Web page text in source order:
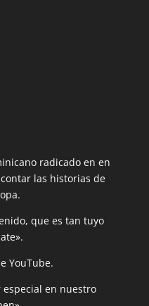
radicado en en
las historias de
que es tan tuyo
YouTube.
en nuestro